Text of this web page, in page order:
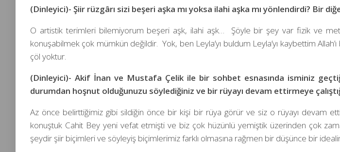
(Dinleyici)- Şiir rüzgârı sizi beşeri aşka mı yoksa ilahi aşka mı yönlendirdi? Bir
O artistik terimleri bilemiyorum beşeri aşk, ilahi aşk… Şöyle bir şey var fizik ve
konuşabilmek çok mümkün değildir. Yok, ben Leyla’yı buldum Leyla’yı kaybettim
çöl yoktur.
(Dinleyici)- Akif İnan ve Mustafa Çelik ile bir sohbet esnasında isminiz
durumdan hoşnut olduğunuzu söylediğiniz ve bir rüyayı devam ettirmeye
Az önce belirttiğimiz gibi sildiğin önce bir kişi bir rüya görür ve siz o rüyayı devam
konuştuk Cahit Bey yeni vefat etmişti ve biz çok hüzünlü yemiştik üzerinden çok
şeydir şiir biçimleri ve söyleyiş biçimlerimiz farklı olmasına rağmen bir düşünce bir